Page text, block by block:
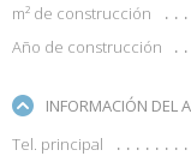
m² de construcción
Año de construcción
INFORMACIÓN DEL
Tel. principal